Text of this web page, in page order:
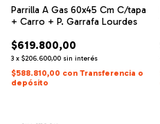
Parrilla A Gas 60x45 Cm C/tapa
+ Carro + P. Garrafa Lourdes
$619.800,00
3 x $206.600,00 sin interés
$588.810,00 con Transferencia o
depósito